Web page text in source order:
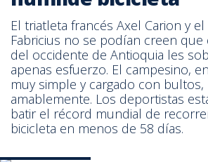
El triatleta francés Axel Carion y
Fabricius no se podían creen que
del occidente de Antioquia les
apenas esfuerzo. El campesino,
muy simple y cargado con
amablemente. Los deportistas
batir el récord mundial de
bicicleta en menos de 58 días.